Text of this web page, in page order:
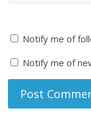
Notify me of
Notify me of